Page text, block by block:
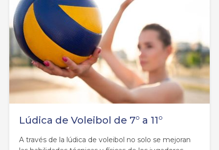
Lúdica de Grupo Musical y guitarra
de 5° a 11°